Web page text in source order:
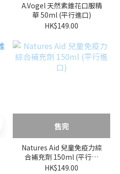
A.Vogel 天然紫錐花口服精
華 50ml (平行進口)
HK$149.00
售完
Natures Aid 兒童免疫力綜
合補充劑 150ml (平行進
口)
HK$149.00